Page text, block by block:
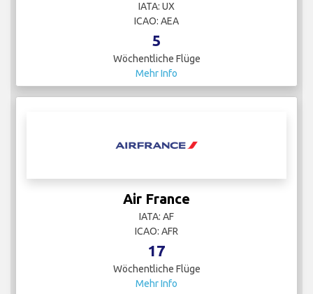
IATA: UX
ICAO: AEA
5
Wöchentliche Flüge
Mehr Info
Air France
IATA: AF
ICAO: AFR
17
Wöchentliche Flüge
Mehr Info